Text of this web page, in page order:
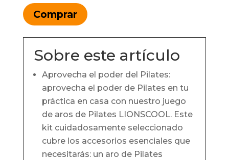
Comprar
Sobre este artículo
Aprovecha el poder del Pilates:
aprovecha el poder de Pilates en tu
práctica en casa con nuestro juego
de aros de Pilates LIONSCOOL. Este
kit cuidadosamente seleccionado
cubre los accesorios esenciales que
necesitarás: un aro de Pilates